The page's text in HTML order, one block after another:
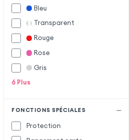
Bleu
Transparent
Rouge
Rose
Gris
6 Plus
FONCTIONS SPÉCIALES
Protection